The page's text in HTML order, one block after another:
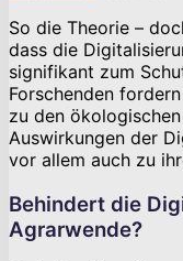
So die Theorie –
dass die
signifikant zum
Forschenden
zu den
Auswirkungen der
vor allem auch zu
Behindert die
Agrarwende?